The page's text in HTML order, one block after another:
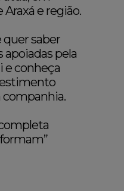
e região.
quer saber
apoiadas pela
e conheça
companhia.